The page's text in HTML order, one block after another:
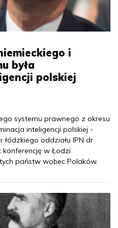
i
była
polskiej
systemu prawnego z okresu
inteligencji polskiej -
oddziału IPN dr
w Łodzi
państw wobec Polaków.